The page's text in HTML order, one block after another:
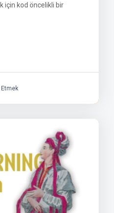
için kod öncelikli bir
Etmek